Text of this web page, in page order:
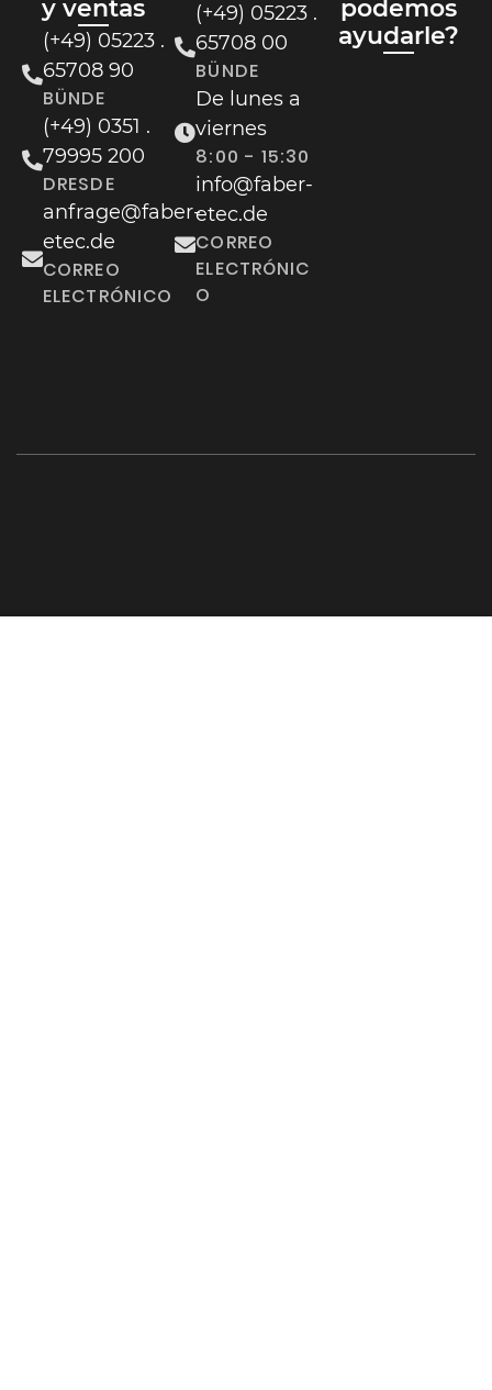
y ventas
(+49) 05223 .
65708 90
BÜNDE
(+49) 0351 .
79995 200
DRESDE
anfrage@faber-
etec.de
CORREO
ELECTRÓNICO
(+49) 05223 .
65708 00
BÜNDE
De lunes a
viernes
8:00 - 15:30
info@faber-
etec.de
CORREO
ELECTRÓNIC
O
podemos
ayudarle?